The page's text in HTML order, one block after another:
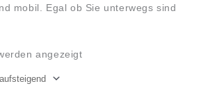
mobil. Egal ob Sie unterwegs sind
angezeigt